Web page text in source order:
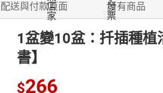
配送與付款頁面 所有商品
1盆變10盆：扦插種
書】
$266